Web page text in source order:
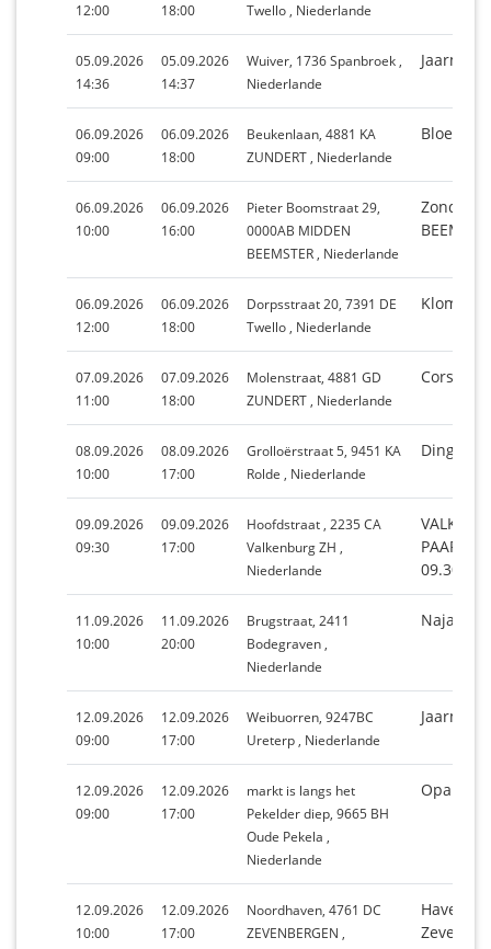
12:00
18:00
Twello , Niederlande
05.09.2026
14:36
05.09.2026
14:37
Wuiver, 1736 Spanbroek ,
Niederlande
06.09.2026
09:00
06.09.2026
18:00
Beukenlaan, 4881 KA
ZUNDERT , Niederlande
06.09.2026
10:00
06.09.2026
16:00
Pieter Boomstraat 29,
0000AB MIDDEN
BEEMSTER , Niederlande
06.09.2026
12:00
06.09.2026
18:00
Dorpsstraat 20, 7391 DE
Twello , Niederlande
07.09.2026
11:00
07.09.2026
18:00
Molenstraat, 4881 GD
ZUNDERT , Niederlande
08.09.2026
10:00
08.09.2026
17:00
Grolloërstraat 5, 9451 KA
Rolde , Niederlande
09.09.2026
09:30
09.09.2026
17:00
Hoofdstraat , 2235 CA
Valkenburg ZH ,
Niederlande
09.30-
11.09.2026
10:00
11.09.2026
20:00
Brugstraat, 2411
Bodegraven ,
Niederlande
12.09.2026
09:00
12.09.2026
17:00
Weibuorren, 9247BC
Ureterp , Niederlande
12.09.2026
09:00
12.09.2026
17:00
markt is langs het
Pekelder diep, 9665 BH
Oude Pekela ,
Niederlande
12.09.2026
10:00
12.09.2026
17:00
Noordhaven, 4761 DC
ZEVENBERGEN ,